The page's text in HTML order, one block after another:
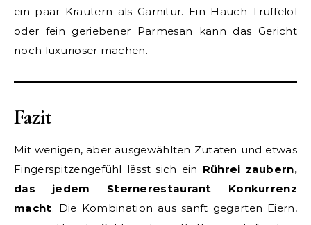
ein paar Kräutern als Garnitur. Ein Hauch Trüffelöl
oder fein geriebener Parmesan kann das Gericht
noch luxuriöser machen.
Fazit
Mit wenigen, aber ausgewählten Zutaten und etwas
Fingerspitzengefühl lässt sich ein Rührei zaubern,
das jedem Sternerestaurant Konkurrenz
macht. Die Kombination aus sanft gegarten Eiern,